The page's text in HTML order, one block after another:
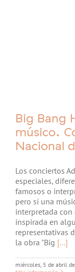
Big Bang
músico.
Nacional
Los conciertos
especiales,
famosos o
pero sí una
interpretada con
inspirada en
representativas
la obra "Big [...]
miércoles, 5 de abril